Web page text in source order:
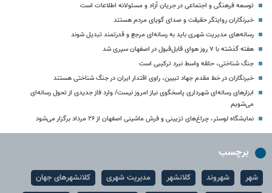
توسعه فرهنگی و اجتماعی در جریان آزاد و مسئولانه اطلاعات است
خبرنگاران روایتگر حقیقت و صدای گویای مردم هستند
رسانه‌های مدیریت شهری باید به رسانه‌ای مرجع و قدرتمند تبدیل شوند
هفته گذشته با ۷ روز هوای قابل‌قبول در اصفهان سپری شد
جنگ شناختی، حلقه واسط نبرد ترکیبی است
خبرنگاران در خط مقدم جهاد تبیین، راوی اقتدار ایران در جنگ شناختی هستند
ابزارهای رسانه‌ای شهرداری پاسخگوی نیاز امروز نیست/ وارد فاز جدیدی از تحول رسانه‌ای
می‌شویم
نمایشگاه لوستر، چراغ‌های تزیینی و فرش ماشینی اصفهان از ۲۶ مرداد برگزار می‌شود
برچسب
شهر شهروند کلانشهر مدیریت شهری
کلانشهرهای جهان